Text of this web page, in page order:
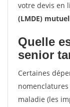
votre devis en
(LMDE)
Quelle
senior
Certaines
maladie (les